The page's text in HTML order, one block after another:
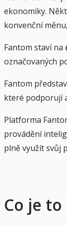
ekonomiky.
konvenční
Fantom staví na
označovaných
Fantom
které podporují
Platforma
provádění
plně využít svůj
Co je to